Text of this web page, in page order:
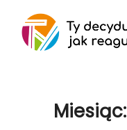
content
Miesiąc: